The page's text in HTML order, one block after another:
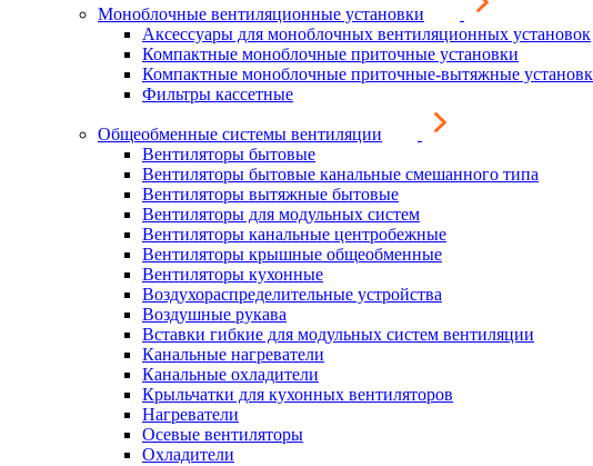
Моноблочные вентиляционные установки
Аксессуары для моноблочных вентиляционных установок
Компактные моноблочные приточные установки
Компактные моноблочные приточные-вытяжные
Фильтры кассетные
Общеобменные системы вентиляции
Вентиляторы бытовые
Вентиляторы бытовые канальные смешанного типа
Вентиляторы вытяжные бытовые
Вентиляторы для модульных систем
Вентиляторы канальные центробежные
Вентиляторы крышные общеобменные
Вентиляторы кухонные
Воздухораспределительные устройства
Воздушные рукава
Вставки гибкие для модульных систем вентиляции
Канальные нагреватели
Канальные охладители
Крыльчатки для кухонных вентиляторов
Нагреватели
Осевые вентиляторы
Охладители